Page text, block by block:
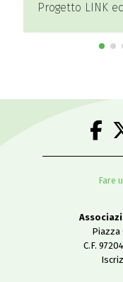
IN prorogato fino al
Fare
Piazza
C.F.